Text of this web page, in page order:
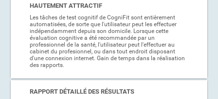
HAUTEMENT ATTRACTIF
Les tâches de test cognitif de CogniFit sont entièrement
automatisées, de sorte que l'utilisateur peut les effectuer
indépendamment depuis son domicile. Lorsque cette
évaluation cognitive a été recommandée par un
professionnel de la santé, l'utilisateur peut l'effectuer au
cabinet du profesionnel, ou dans tout endroit disposant
d'une connexion internet. Gain de temps dans la réalisation
des rapports.
RAPPORT DÉTAILLÉ DES RÉSULTATS